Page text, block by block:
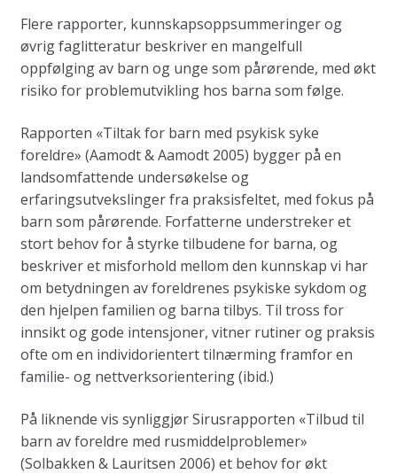
Flere rapporter, kunnskapsoppsummeringer og
øvrig faglitteratur beskriver en mangelfull
oppfølging av barn og unge som pårørende, med økt
risiko for problemutvikling hos barna som følge.
Rapporten «Tiltak for barn med psykisk syke
foreldre» (Aamodt & Aamodt 2005) bygger på en
landsomfattende undersøkelse og
erfaringsutvekslinger fra praksisfeltet, med fokus på
barn som pårørende. Forfatterne understreker et
stort behov for å styrke tilbudene for barna, og
beskriver et misforhold mellom den kunnskap vi har
om betydningen av foreldrenes psykiske sykdom og
den hjelpen familien og barna tilbys. Til tross for
innsikt og gode intensjoner, vitner rutiner og praksis
ofte om en individorientert tilnærming framfor en
familie- og nettverksorientering (ibid.)
På liknende vis synliggjør Sirusrapporten «Tilbud til
barn av foreldre med rusmiddelproblemer»
(Solbakken & Lauritsen 2006) et behov for økt